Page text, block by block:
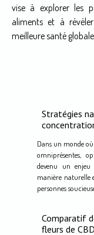
vise à explorer les
aliments et à
meilleure santé
Stratégies
Dans un monde
omniprésentes,
devenu un enjeu
manière naturelle
personnes
Comparatif
fleurs de CBD